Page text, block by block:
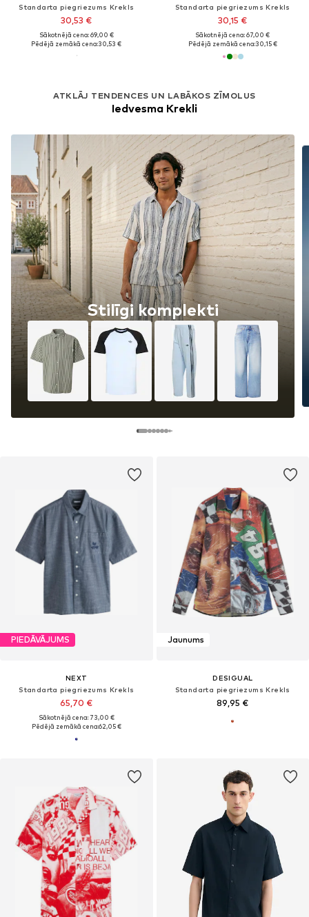
Standarta piegriezums Krekls
30,53 €
Sākotnējā cena: 69,00 €
Pēdējā zemākā cena:30,53 €
Standarta piegriezums Krekls
30,15 €
Sākotnējā cena: 67,00 €
Pēdējā zemākā cena:30,15 €
ATKLĀJ TENDENCES UN LABĀKOS ZĪMOLUS
Iedvesma Krekli
Stilīgi komplekti
PIEDĀVĀJUMS
NEXT
Standarta piegriezums Krekls
65,70 €
Sākotnējā cena: 73,00 €
Pēdējā zemākā cena:62,05 €
Jaunums
DESIGUAL
Standarta piegriezums Krekls
89,95 €